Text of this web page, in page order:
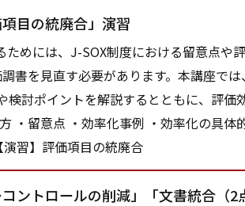
目の統廃合」演習
めには、J-SOX制度における留意点や
書を見直す必要があります。本講座で
討ポイントを解説するとともに、評価
方 ・留意点 ・効率化事例 ・効率化の具
習】評価項目の統廃合
ントロールの削減」「文書統合（